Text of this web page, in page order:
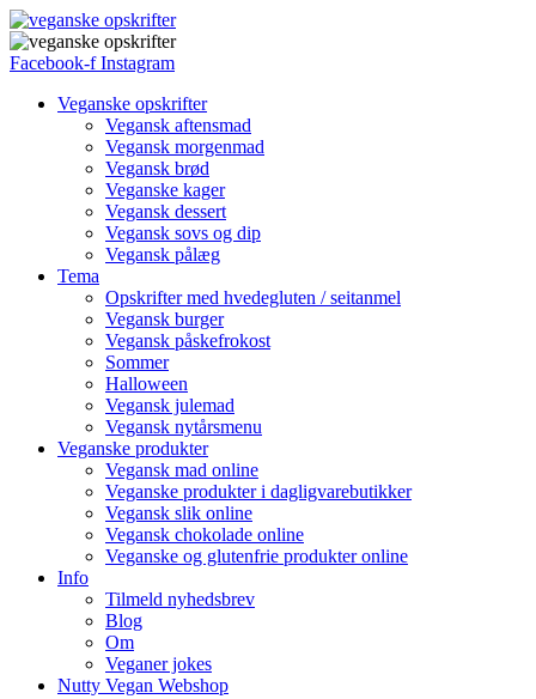
Facebook-f Instagram
Veganske opskrifter
Vegansk aftensmad
Vegansk morgenmad
Vegansk brød
Veganske kager
Vegansk dessert
Vegansk sovs og dip
Vegansk pålæg
Tema
Opskrifter med hvedegluten / seitanmel
Vegansk burger
Vegansk påskefrokost
Sommer
Halloween
Vegansk julemad
Vegansk nytårsmenu
Veganske produkter
Vegansk mad online
Veganske produkter i dagligvarebutikker
Vegansk slik online
Vegansk chokolade online
Veganske og glutenfrie produkter online
Info
Tilmeld nyhedsbrev
Blog
Om
Veganer jokes
Nutty Vegan Webshop